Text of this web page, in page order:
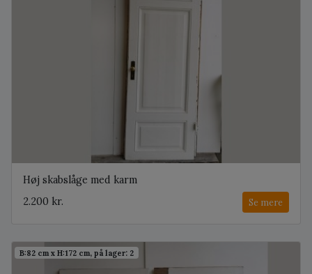
Høj skabslåge med karm
2.200 kr.
Se mere
B:82 cm x H:172 cm, på lager: 2